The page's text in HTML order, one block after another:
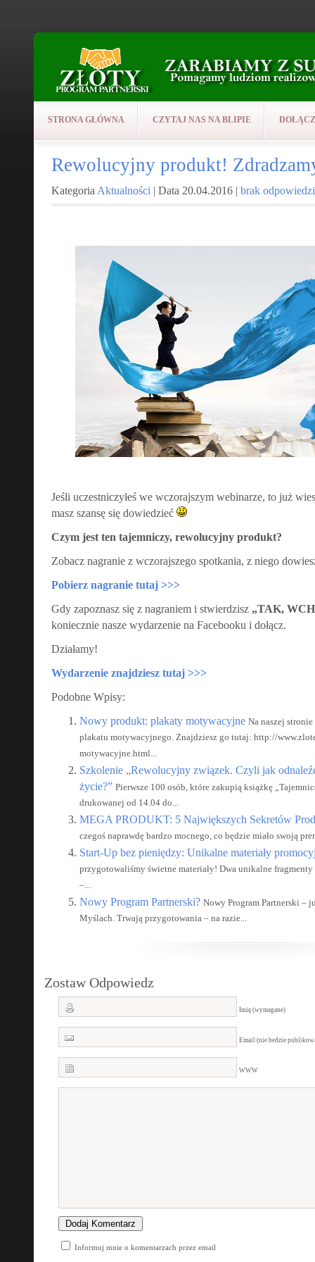
STRONA GŁÓWNA CZYTAJ NAS NA BLIPIE
Rewolucyjny produkt!
Kategoria Aktualności | Data 20.04.2016 | brak odpowiedzi
Jeśli uczestniczyłeś we wczorajszym webinarze, to już
masz szansę się dowiedzieć
Czym jest ten tajemniczy, rewolucyjny produkt?
Zobacz nagranie z wczorajszego spotkania, z niego
Pobierz nagranie tutaj >>>
Gdy zapoznasz się z nagraniem i stwierdzisz „TAK,
koniecznie nasze wydarzenie na Facebooku i dołącz.
Działamy!
Wydarzenie znajdziesz tutaj >>>
Podobne Wpisy:
Nowy produkt: plakaty motywacyjne Na naszej
plakatu motywacyjnego. Znajdziesz go tutaj: http://
motywacyjne.html...
Szkolenie „Rewolucyjny związek. Czyli jak odnaleźć
życie?” Pierwsze 100 osób, które zakupią książkę
drukowanej od 14.04 do...
MEGA PRODUKT: 5 Największych Sekretów
czegoś naprawdę bardzo mocnego, co będzie miało swoją
Start-Up bez pieniędzy: Unikalne materiały
przygotowaliśmy świetne materiały! Dwa unikalne
–...
Nowy Program Partnerski? Nowy Program Partnerski –
Myślach. Trwają przygotowania – na razie...
Zostaw Odpowiedz
Imię (wymagane)
Email (nie bedzie
WWW
Informuj mnie o komentarzach przez email